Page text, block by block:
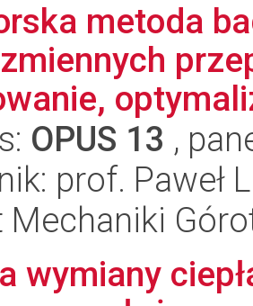
metoda
OPUS 13 ,
prof. Paweł
Mechaniki
wymiany